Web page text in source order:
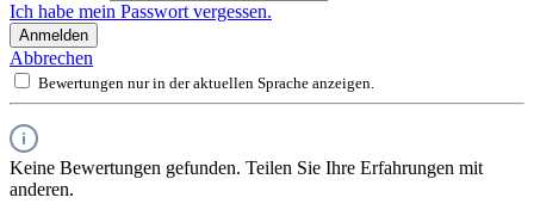
Ich habe mein Passwort vergessen.
Anmelden
Abbrechen
Bewertungen nur in der aktuellen Sprache anzeigen.
Keine Bewertungen gefunden. Teilen Sie Ihre Erfahrungen mit
anderen.